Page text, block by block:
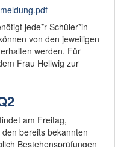
abjede*r Schüler*in
von den jeweiligen
werden. Für
Frau Hellwig zur
am Freitag,
bereits bekannten
Bestehensprüfungen